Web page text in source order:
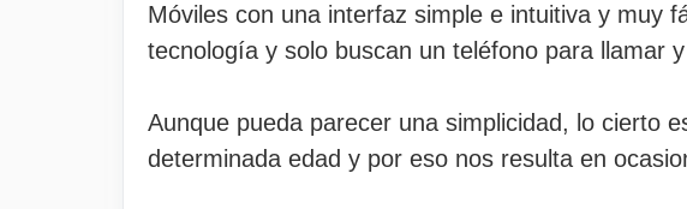
Móviles con una interfaz simple e intuitiva y muy
tecnología y solo buscan un teléfono para llamar
Aunque pueda parecer una simplicidad, lo cierto
determinada edad y por eso nos resulta en